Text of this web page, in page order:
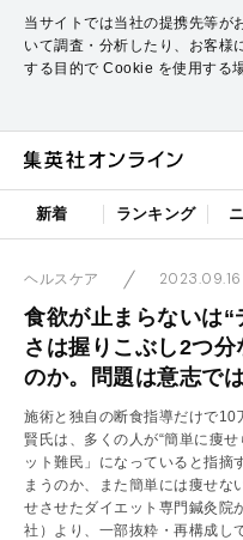
当サイトでは当社の提携先等が
いて調査・分析したり、お客様
する目的で Cookie を使用する
新着 ランキング
ヘルスケア 2023.09.16
食欲が止まらないは“
さは握りこぶし2つ
のか。問題は意志で
施術と独自の断食指導だけで10
賢氏は、多くの人が“簡単に痩
ット難民」になっていると指摘
まうのか、また簡単には痩せな
せさせたダイエット専門鍼灸院
社）より、一部抜粋・再構成し